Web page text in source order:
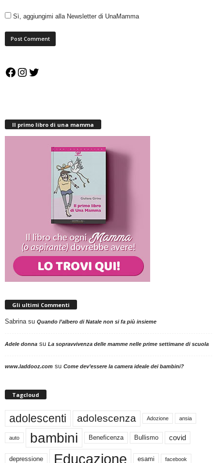
Sì, aggiungimi alla Newsletter di UnaMamma
Facebook
Instagram
Twitter
Il primo libro di una mamma
Gli ultimi Commenti
Sabrinasu Quando l’albero di Natale non si fa più insieme
Adele donna su La sopravvivenza delle mamme nelle prime settimane di scuola
www.laddooz.com su Come dev’essere la camera ideale dei bambini?
Tagcloud
adolescenti adolescenza Adozione ansia
auto bambini Beneficenza Bullismo covid
depressione Educazione esami facebook